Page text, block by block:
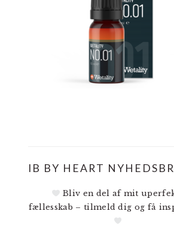
IB BY HEART
Bliv en del af mit
fællesskab – tilmeld dig og få